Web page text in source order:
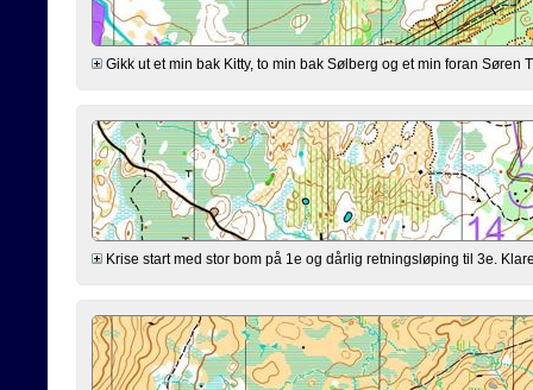
Gikk ut et min bak Kitty, to min bak Sølberg og et min foran
Krise start med stor bom på 1e og dårlig retningsløping til 3e.